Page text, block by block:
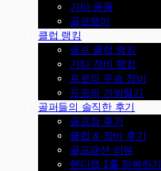
기타 용품
골프웨어
클럽 랭킹
골프 클럽 랭킹
기타 장비 랭킹
프로의 우승 장비
프로의 가방털기
골퍼들의 솔직한 후기
골프장 후기
클럽 & 장비 후기
골프패션 리뷰
핸디캡 1홀 정복하기